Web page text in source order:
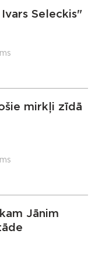
Seleckis"
mirkļi zīdā
Jānim